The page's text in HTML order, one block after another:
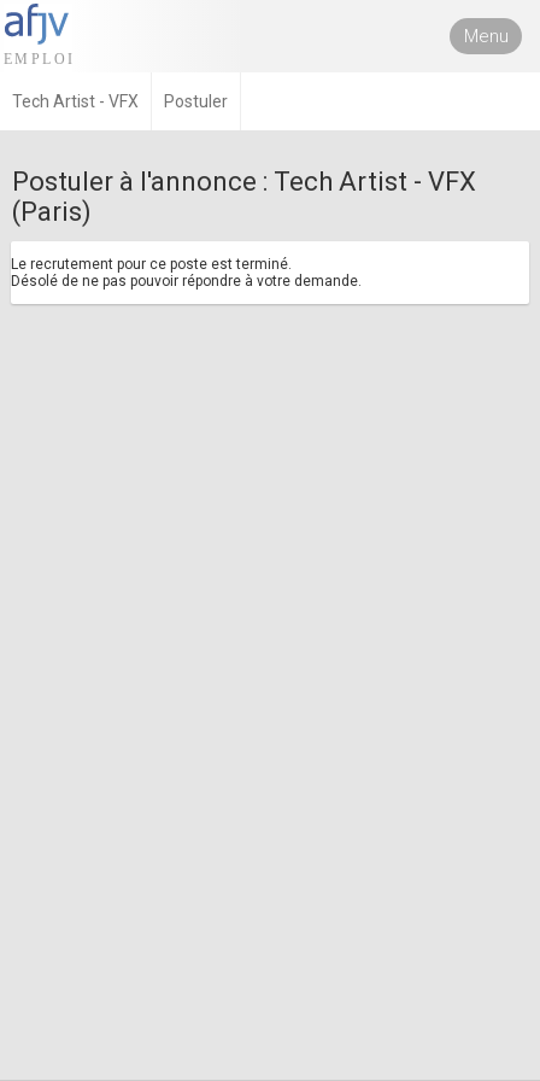
Menu
Tech Artist - VFX Postuler
Postuler à l'annonce : Tech Artist - VFX
(Paris)
Le recrutement pour ce poste est terminé.
Désolé de ne pas pouvoir répondre à votre demande.